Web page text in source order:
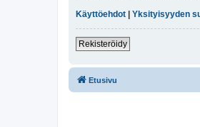
Käyttöehdot | Yksityisyyden
Rekisteröidy
Etusivu